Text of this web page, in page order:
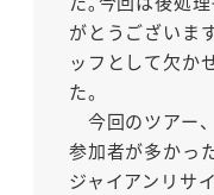
がとうございま
ッフとして欠か
た。
今回のツアー
参加者が多かっ
ジャイアンリサ